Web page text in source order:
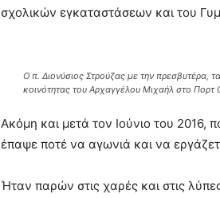
σχολικών εγκαταστάσεων και του
Ο π. Διονύσιος Στρούζας με την πρεσβυτέρα,
κοινότητας του Αρχαγγέλου Μιχαήλ στο Πορτ
Ακόμη και μετά τον Ιούνιο του
έπαψε ποτέ να αγωνιά και να
Ήταν παρών στις χαρές και στις